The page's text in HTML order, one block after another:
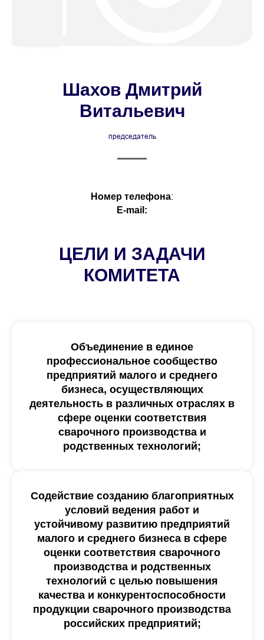
Шахов Дмитрий
Витальевич
председатель
Номер телефона:
E-mail:
ЦЕЛИ И ЗАДАЧИ
КОМИТЕТА
Объединение в единое
профессиональное сообщество
предприятий малого и среднего
бизнеса, осуществляющих
деятельность в различных отраслях в
сфере оценки соответствия
сварочного производства и
родственных технологий;
Содействие созданию благоприятных
условий ведения работ и
устойчивому развитию предприятий
малого и среднего бизнеса в сфере
оценки соответствия сварочного
производства и родственных
технологий с целью повышения
качества и конкурентоспособности
продукции сварочного производства
российских предприятий;